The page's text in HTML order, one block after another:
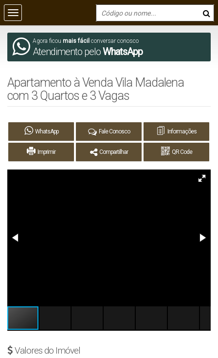
Agora ficou mais fácil conversar conosco
Atendimento peloWhatsApp
Apartamento à Venda Vila Madalena
com 3 Quartos e 3 Vagas
WhatsApp Fale Conosco Informações
Imprimir Compartilhar QR Code
Valores do Imóvel